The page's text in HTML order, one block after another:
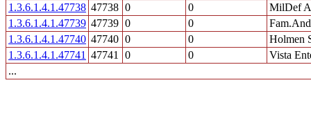
1.3.6.1.4.1.47738 47738 0 0
MilDef
1.3.6.1.4.1.47739 47739 0 0
1.3.6.1.4.1.47740 47740 0 0
Holmen
1.3.6.1.4.1.47741 47741 0 0
Vista
...